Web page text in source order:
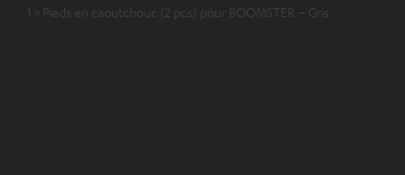
1 × Pieds en caoutchouc (2 pcs) pour BOOMSTER – Gris